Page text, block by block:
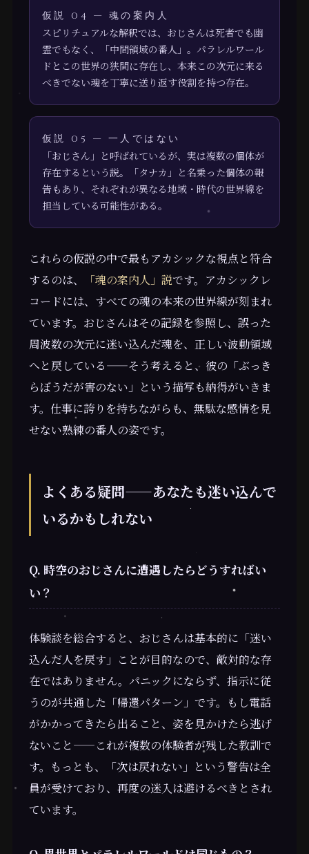
仮説 04 — 魂の案内人
スピリチュアルな解釈では、おじさんは死者でも幽
霊でもなく、「中間領域の番人」。パラレルワール
ドとこの世界の狭間に存在し、本来この次元に来る
べきでない魂を丁寧に送り返す役割を持つ存在。
仮説 05 — 一人ではない
「おじさん」と呼ばれているが、実は複数の個体が
存在するという説。「タナカ」と名乗った個体の報
告もあり、それぞれが異なる地域・時代の世界線を
担当している可能性がある。
これらの仮説の中で最もアカシックな視点と符合
するのは、
「魂の案内人」説です。アカシックレ
コードには、すべての魂の本来の世界線が刻まれ
ています。おじさんはその記録を参照し、誤った
周波数の次元に迷い込んだ魂を、正しい波動領域
へと戻している——そう考えると、彼の「ぶっき
らぼうだが害のない」という描写も納得がいきま
す。仕事に誇りを持ちながらも、無駄な感情を見
せない熟練の番人の姿です。
よくある疑問——あなたも迷い込んで
いるかもしれない
Q. 時空のおじさんに遭遇したらどうすればい
い？
体験談を総合すると、おじさんは基本的に「迷い
込んだ人を戻す」ことが目的なので、敵対的な存
在ではありません。パニックにならず、指示に従
うのが共通した「帰還パターン」です。もし電話
がかかってきたら出ること、姿を見かけたら逃げ
ないこと——これが複数の体験者が残した教訓で
す。もっとも、「次は戻れない」という警告は全
員が受けており、再度の迷入は避けるべきとされ
ています。